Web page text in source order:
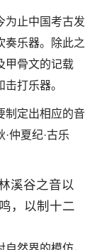
为止中国考古发
奏乐器。除此之
甲骨文的记载
打乐器。
制定出相应的音
仲夏纪·古乐
溪谷之音以
，以制十二